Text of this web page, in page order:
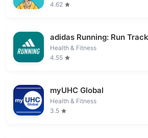
4.62
adidas Running: Run
Health & Fitness
4.55
myUHC Global
Health & Fitness
3.5